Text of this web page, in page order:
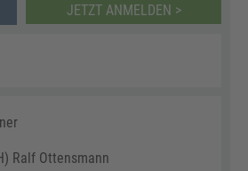
JETZT ANMELDEN >
Ralf Ottensmann